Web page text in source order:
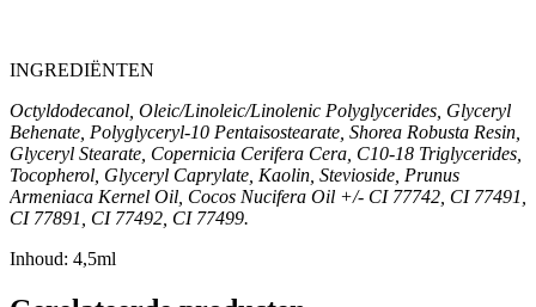
INGREDIËNTEN
Octyldodecanol, Oleic/Linoleic/Linolenic Polyglycerides, Glyceryl
Behenate, Polyglyceryl-10 Pentaisostearate, Shorea Robusta Resin,
Glyceryl Stearate, Copernicia Cerifera Cera, C10-18 Triglycerides,
Tocopherol, Glyceryl Caprylate, Kaolin, Stevioside, Prunus
Armeniaca Kernel Oil, Cocos Nucifera Oil +/- CI 77742, CI 77491,
CI 77891, CI 77492, CI 77499.
Inhoud: 4,5ml